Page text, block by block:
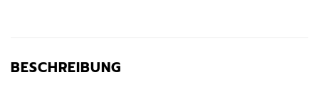
BESCHREIBUNG